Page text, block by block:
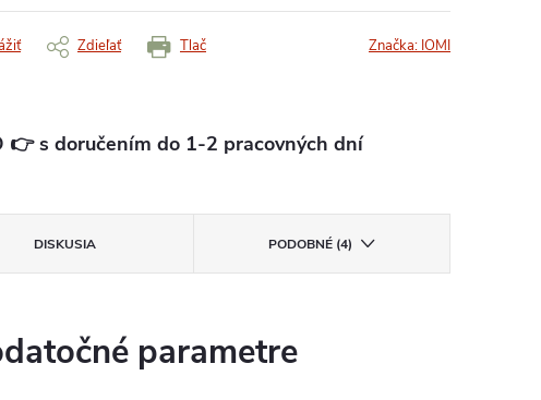
Tlač
Zdieľať Značka: IOMI
👉 s doručením do 1-2 pracovných dní
DISKUSIA PODOBNÉ (4)
parametre